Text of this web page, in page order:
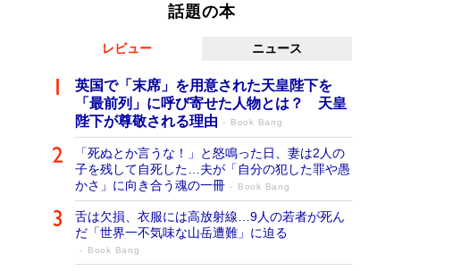
話題の本
レビュー ニュース
英国で「末席」を用意された天皇陛下を
「最前列」に呼び寄せた人物とは？ 天皇
陛下が尊敬される理由
Book Bang
「死ぬとか言うな！」と怒鳴った日、妻は2人の
子を残して自死した…夫が「自分の犯した罪や愚
かさ」に向き合う魂の一冊
Book Bang
舌は欠損、衣服には高放射線…9人の若者が死ん
だ「世界一不気味な山岳遭難」に迫る
Book Bang